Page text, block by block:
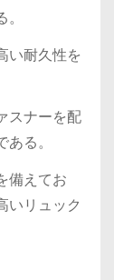
い耐久性を
スナーを配
る。
備えてお
いリュック